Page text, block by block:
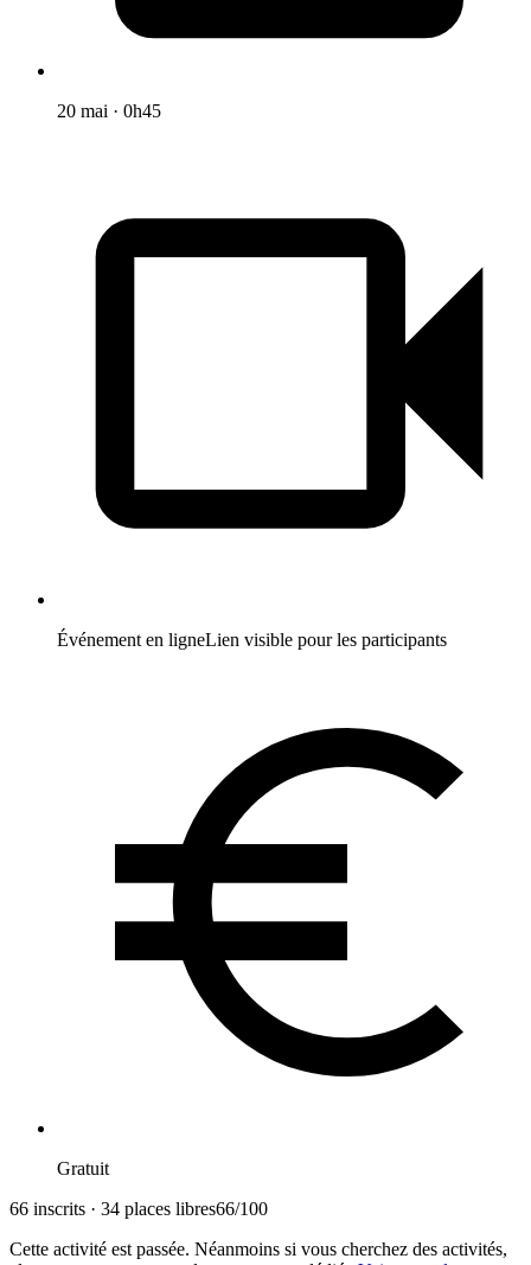
20 mai · 0h45
Événement en ligneLien visible pour les participants
Gratuit
66 inscrits · 34 places libres66/100
Cette activité est passée. Néanmoins si vous cherchez des activités,